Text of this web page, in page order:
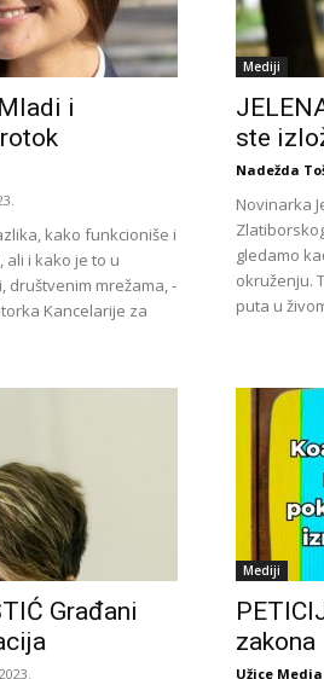
i
kako funkcioniše i
i kako je to u
društvenim mrežama, -
Kancelarije za
Mediji
ste
Nadežda
Novinarka
gledamo
okruženju.
puta u
Građani
Mediji
zakona
Užice Media